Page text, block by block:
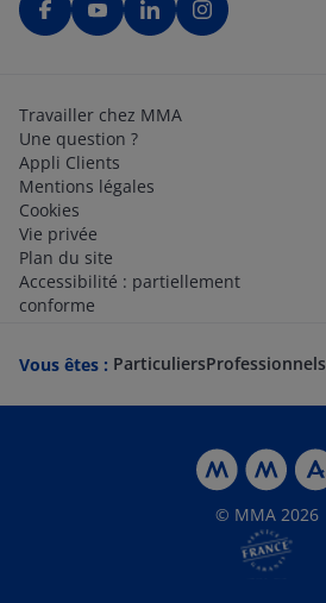
Travailler chez MMA
Une question ?
Appli Clients
Mentions légales
Cookies
Vie privée
Plan du site
Accessibilité : partiellement
conforme
Vous êtes : ParticuliersProfessionnels
© MMA 2026